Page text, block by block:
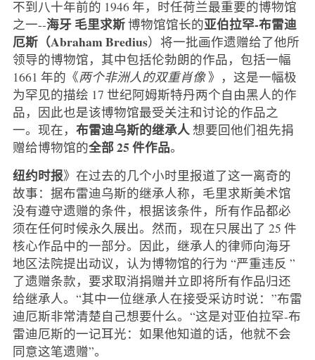
不到八十年前的 1946 年，时任荷兰最重要的博物馆
之一--海牙毛里求斯博物馆馆长的亚伯拉罕-布雷迪
厄斯（Abraham Bredius）将一批画作遗赠给了他所
领导的博物馆，其中包括伦勃朗的作品，包括一幅
1661 年的《两个非洲人的双重肖像》，这是一幅极
为罕见的描绘 17 世纪阿姆斯特丹两个自由黑人的作
品，因此也是该博物馆最受关注和讨论的作品之
一。现在， 布雷迪乌斯的继承人想要回他们祖先捐
赠给博物馆的全部 25 件作品。
纽约时报》在过去的几个小时里报道了这一离奇的
故事：据布雷迪乌斯的继承人称，毛里求斯美术馆
没有遵守遗赠的条件，根据该条件，所有作品都必
须在任何时候永久展出。然而，现在只展出了 25 件
核心作品中的一部分。因此，继承人的律师向海牙
地区法院提出动议，认为博物馆的行为 “严重违反 ”
了遗赠条款，要求取消捐赠并立即将所有作品归还
给继承人。“其中一位继承人在接受采访时说：”布雷
迪厄斯非常清楚自己想要什么。“这是对亚伯拉罕-布
雷迪厄斯的一记耳光：如果他知道的话，他就不会
同意这笔遗赠”。